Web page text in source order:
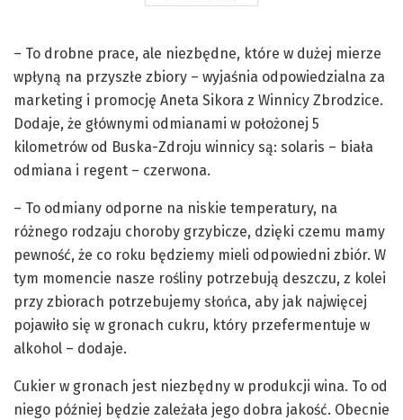
– To drobne prace, ale niezbędne, które w dużej mierze
wpłyną na przyszłe zbiory – wyjaśnia odpowiedzialna za
marketing i promocję Aneta Sikora z Winnicy Zbrodzice.
Dodaje, że głównymi odmianami w położonej 5
kilometrów od Buska-Zdroju winnicy są: solaris – biała
odmiana i regent – czerwona.
– To odmiany odporne na niskie temperatury, na
różnego rodzaju choroby grzybicze, dzięki czemu mamy
pewność, że co roku będziemy mieli odpowiedni zbiór. W
tym momencie nasze rośliny potrzebują deszczu, z kolei
przy zbiorach potrzebujemy słońca, aby jak najwięcej
pojawiło się w gronach cukru, który przefermentuje w
alkohol – dodaje.
Cukier w gronach jest niezbędny w produkcji wina. To od
niego później będzie zależała jego dobra jakość. Obecnie